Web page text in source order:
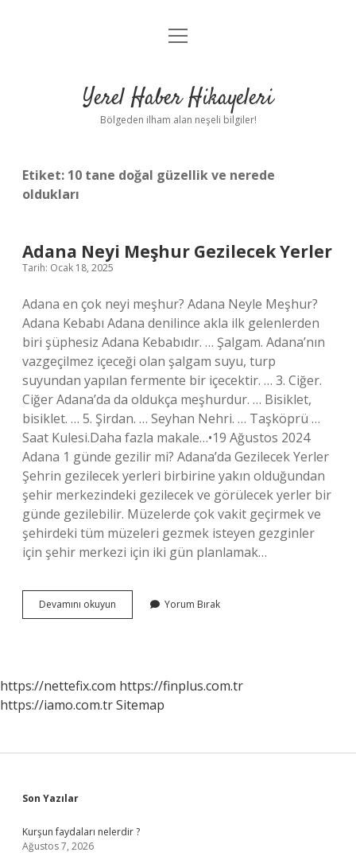
Anasayfa
Yasal Uyarı
menüyü
Yerel Haber Hikayeleri
Bölgeden ilham alan neşeli bilgiler!
Etiket: 10 tane doğal güzellik ve nerede
oldukları
Adana Neyi Meşhur Gezilecek Yerler
Tarih: Ocak 18, 2025
Adana en çok neyi meşhur? Adana Neyle Meşhur?
Adana Kebabı Adana denilince akla ilk gelenlerden
biri şüphesiz Adana Kebabıdır. … Şalgam. Adana’nın
vazgeçilmez içeceği olan şalgam suyu, turp
suyundan yapılan fermente bir içecektir. … 3. Ciğer.
Ciğer Adana’da da oldukça meşhurdur. … Bisiklet,
bisiklet. … 5. Şirdan. … Seyhan Nehri. … Taşköprü …
Saat Kulesi.Daha fazla makale…•19 Ağustos 2024
Adana 1 günde gezilir mi? Adana’da Gezilecek Yerler
Şehrin gezilecek yerleri birbirine yakın olduğundan
şehir merkezindeki gezilecek ve görülecek yerler bir
günde gezilebilir. Müzelerde çok vakit geçirmek ve
şehirdeki tüm müzeleri gezmek isteyen gezginler
için şehir merkezi için iki gün planlamak…
Devamını okuyun
Neyi
Yorum Bırak
https://nettefix.com https://finplus.com.tr
https://iamo.com.trSitemap
Sidebar
Son Yazılar
Kurşun faydaları nelerdir ?
Ağustos 7, 2026